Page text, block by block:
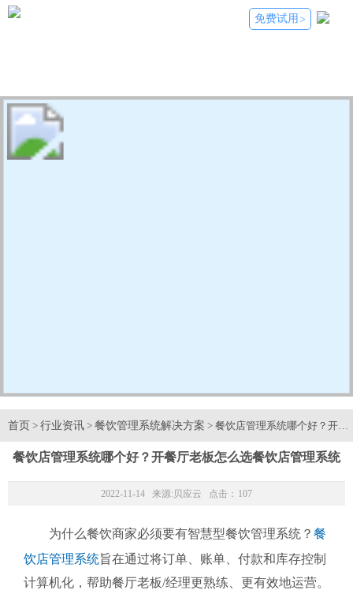
免费试用 >
首页 > 行业资讯 > 餐饮管理系统解决方案 > 餐饮店管理系统哪个好？开
餐饮店管理系统哪个好？开餐厅老板怎么选餐饮店管理系统
2022-11-14 来源: 贝应云 点击： 107
为什么餐饮商家必须要有智慧型餐饮管理系统？ 餐
饮店管理系统旨在通过将订单、账单、付款和库存控制
计算机化，帮助餐厅老板/经理更熟练、更有效地运营。